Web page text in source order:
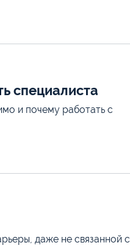
специалиста
и почему работать с
даже не связанной с